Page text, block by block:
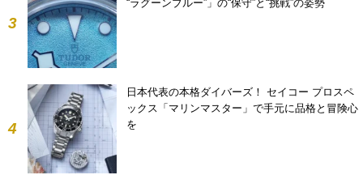
3
“ラグーンブルー”」の“保守”と“挑戦”の姿勢
4
日本代表の本格ダイバーズ！ セイコー プロスペ
ックス「マリンマスター」で手元に品格と冒険心
を